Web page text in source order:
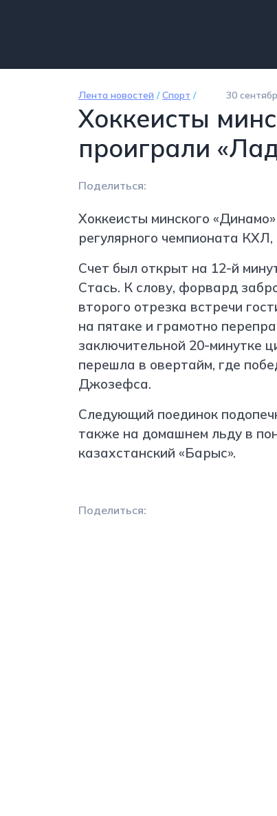
Лента новостей /Спорт / 30
Хоккеисты
проиграли
Поделиться:
Хоккеисты минского
регулярного чемпионата
Счет был открыт на 12-й
Стась. К слову, форвард
второго отрезка встречи
на пятаке и грамотно
заключительной 20-минутке
перешла в овертайм, где
Джозефса.
Следующий поединок
также на домашнем льду в
казахстанский «Барыс».
Поделиться: